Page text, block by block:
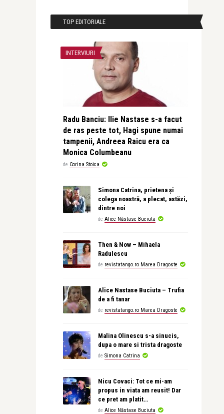
TOP EDITORIALE
INTERVIURI
Radu Banciu: Ilie Nastase s-a facut
de ras peste tot, Hagi spune numai
tampenii, Andreea Raicu era ca
Monica Columbeanu
de Corina Stoica
Simona Catrina, prietena și
colega noastră, a plecat, astăzi,
dintre noi
de Alice Năstase Buciuta
Then & Now – Mihaela
Radulescu
de revistatango.ro Marea Dragoste
Alice Nastase Buciuta – Trufia
de a fi tanar
de revistatango.ro Marea Dragoste
Malina Olinescu s-a sinucis,
dupa o mare si trista dragoste
de Simona Catrina
Nicu Covaci: Tot ce mi-am
propus in viata am reusit! Dar
ce pret am platit…
de Alice Năstase Buciuta